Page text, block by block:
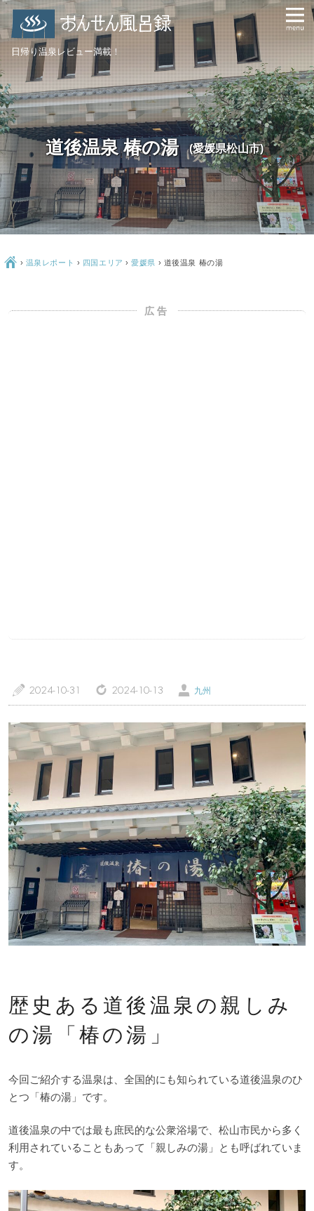
トップページ 温泉レポート
特徴・こだわりで選ぶ エリアから選ぶ
管理人随筆 当サイトについて
ご意見・お問い合わせ 利用規約
個人情報保護方針
日帰り温泉レビュー満載！
道後温泉 椿の湯 (愛媛県松山市)
Ç › 温泉レポート › 四国エリア ›愛媛県 › 道後温泉 椿の湯
a 2024-10-31 z 2024-10-13 Ü 九州
歴史ある道後温泉の親しみ
の湯「椿の湯」
今回ご紹介する温泉は、全国的にも知られている道後温泉のひ
とつ「椿の湯」です。
道後温泉の中では最も庶民的な公衆浴場で、松山市民から多く
利用されていることもあって「親しみの湯」とも呼ばれていま
す。